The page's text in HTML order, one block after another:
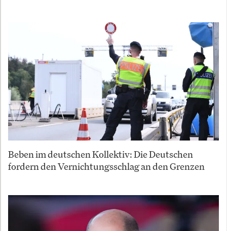
Beben im deutschen Kollektiv: Die Deutschen
fordern den Vernichtungsschlag an den Grenzen